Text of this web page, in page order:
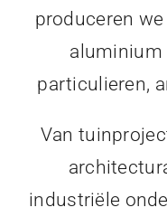
produceren
aluminium
particulieren,
Van
industriële